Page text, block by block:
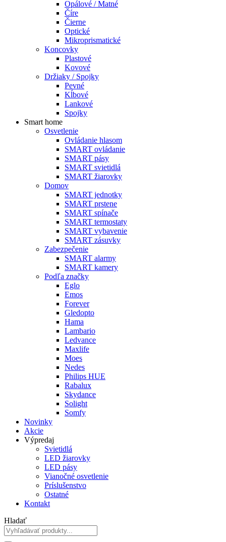
Opálové / Matné
Číre
Čierne
Optické
Mikroprismatické
Koncovky
Plastové
Kovové
Držiaky / Spojky
Pevné
Kĺbové
Lankové
Spojky
Smart home
Osvetlenie
Ovládanie hlasom
SMART ovládanie
SMART pásy
SMART svietidlá
SMART žiarovky
Domov
SMART jednotky
SMART prstene
SMART spínače
SMART termostaty
SMART vybavenie
SMART zásuvky
Zabezpečenie
SMART alarmy
SMART kamery
Podľa značky
Eglo
Emos
Forever
Gledopto
Hama
Lambario
Ledvance
Maxlife
Moes
Nedes
Philips HUE
Rabalux
Skydance
Solight
Somfy
Novinky
Akcie
Výpredaj
Svietidlá
LED žiarovky
LED pásy
Vianočné osvetlenie
Príslušenstvo
Ostatné
Kontakt
Hladať